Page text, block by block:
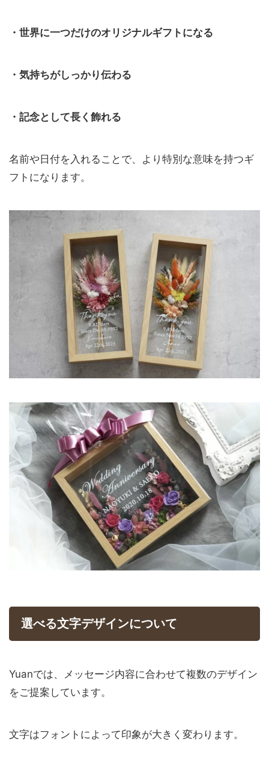
・世界に一つだけのオリジナルギフトになる
・気持ちがしっかり伝わる
・記念として長く飾れる
名前や日付を入れることで、より特別な意味を持つギ
フトになります。
選べる文字デザインについて
Yuanでは、メッセージ内容に合わせて複数のデザイン
をご提案しています。
文字はフォントによって印象が大きく変わります。